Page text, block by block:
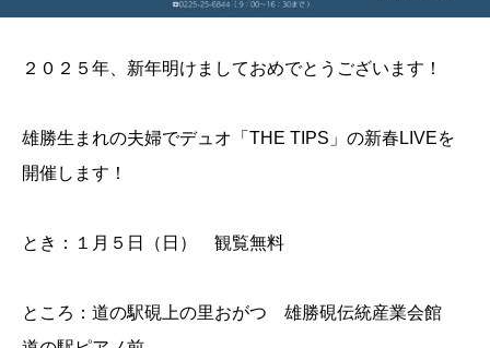
２０２５年、新年明けましておめでとうございます！
雄勝生まれの夫婦でデュオ「THE TIPS」の新春LIVEを
開催します！
とき：１月５日（日） 観覧無料
ところ：道の駅硯上の里おがつ 雄勝硯伝統産業会館